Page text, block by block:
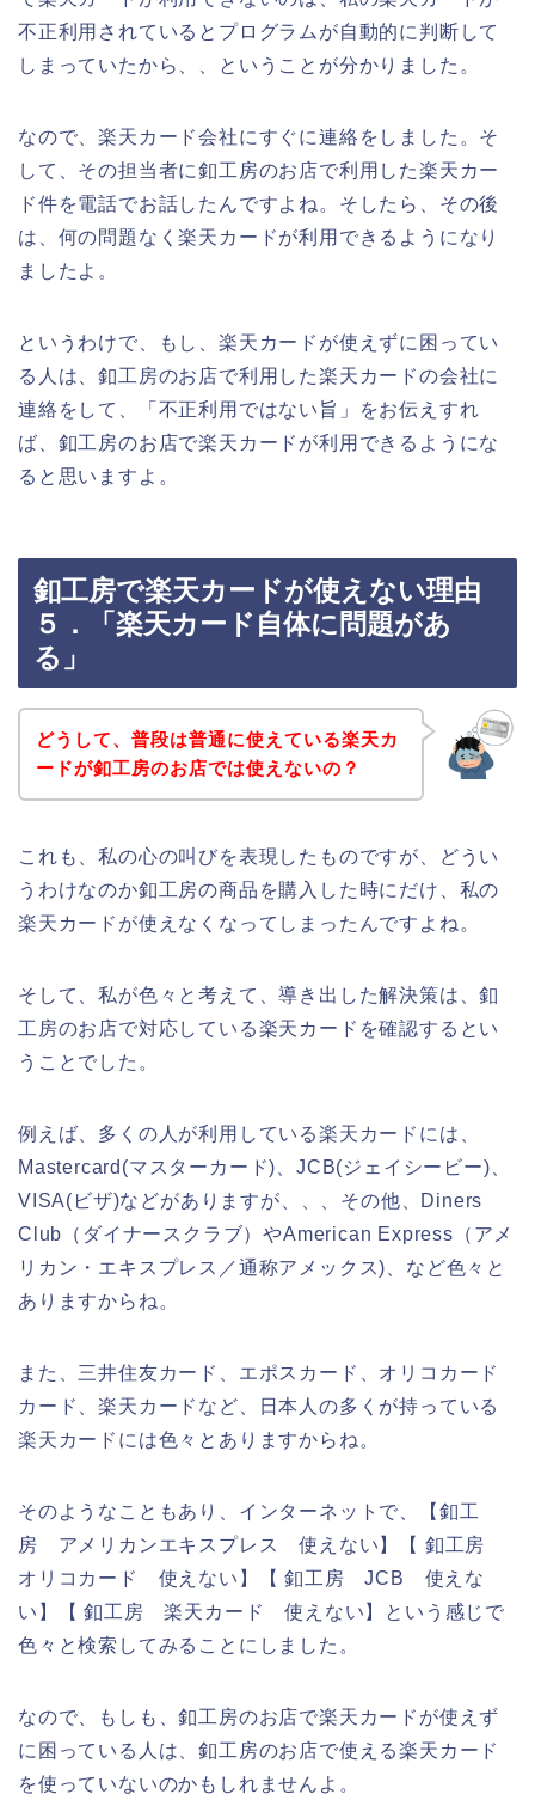
不正利用されているとプログラムが自動的に判断して
しまっていたから、、ということが分かりました。
なので、楽天カード会社にすぐに連絡をしました。そ
して、その担当者に釦工房のお店で利用した楽天カー
ド件を電話でお話したんですよね。そしたら、その後
は、何の問題なく楽天カードが利用できるようになり
ましたよ。
というわけで、もし、楽天カードが使えずに困ってい
る人は、釦工房のお店で利用した楽天カードの会社に
連絡をして、「不正利用ではない旨」をお伝えすれ
ば、釦工房のお店で楽天カードが利用できるようにな
ると思いますよ。
釦工房で楽天カードが使えない理由
５．「楽天カード自体に問題があ
る」
どうして、普段は普通に使えている楽天カ
ードが釦工房のお店では使えないの？
これも、私の心の叫びを表現したものですが、どうい
うわけなのか釦工房の商品を購入した時にだけ、私の
楽天カードが使えなくなってしまったんですよね。
そして、私が色々と考えて、導き出した解決策は、釦
工房のお店で対応している楽天カードを確認するとい
うことでした。
例えば、多くの人が利用している楽天カードには、
Mastercard(マスターカード)、JCB(ジェイシービー)、
VISA(ビザ)などがありますが、、、その他、Diners
Club（ダイナースクラブ）やAmerican Express（アメ
リカン・エキスプレス／通称アメックス)、など色々と
ありますからね。
また、三井住友カード、エポスカード、オリコカード
カード、楽天カードなど、日本人の多くが持っている
楽天カードには色々とありますからね。
そのようなこともあり、インターネットで、【釦工
房 アメリカンエキスプレス 使えない】【 釦工房
オリコカード 使えない】【 釦工房 JCB 使えな
い】【 釦工房 楽天カード 使えない】という感じで
色々と検索してみることにしました。
なので、もしも、釦工房のお店で楽天カードが使えず
に困っている人は、釦工房のお店で使える楽天カード
を使っていないのかもしれませんよ。